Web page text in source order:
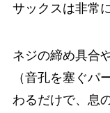
サックスは非常
ネジの締め具合
（音孔を塞ぐパ
わるだけで、息